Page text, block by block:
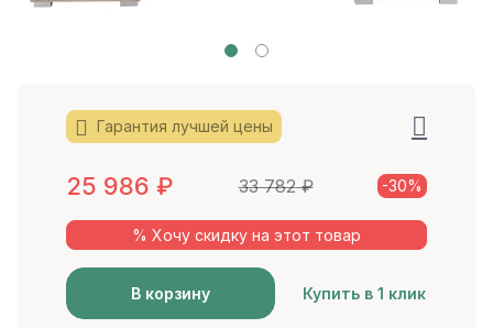
Гарантия лучшей цены
25 986 ₽ 33 782₽ -30%
% Хочу скидку на этот товар
В корзину Купить в 1 клик